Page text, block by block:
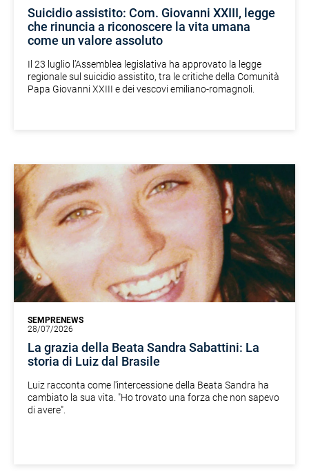
Suicidio assistito: Com. Giovanni XXIII, legge
che rinuncia a riconoscere la vita umana
come un valore assoluto
Il 23 luglio l’Assemblea legislativa ha approvato la legge
regionale sul suicidio assistito, tra le critiche della Comunità
Papa Giovanni XXIII e dei vescovi emiliano-romagnoli.
SEMPRENEWS
28/07/2026
La grazia della Beata Sandra Sabattini: La
storia di Luiz dal Brasile
Luiz racconta come l'intercessione della Beata Sandra ha
cambiato la sua vita. "Ho trovato una forza che non sapevo
di avere".